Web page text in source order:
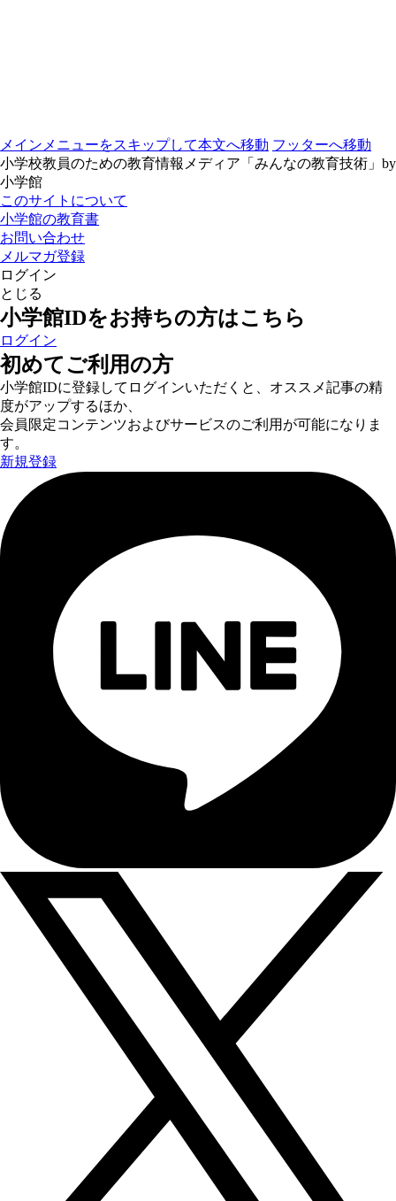
メインメニューをスキップして本文へ移動 フッターへ移動
小学校教員のための教育情報メディア「みんなの教育技術」by
小学館
このサイトについて
小学館の教育書
お問い合わせ
メルマガ登録
ログイン
とじる
小学館IDをお持ちの方はこちら
ログイン
初めてご利用の方
小学館IDに登録してログインいただくと、オススメ記事の精
度がアップするほか、
会員限定コンテンツおよびサービスのご利用が可能になりま
す。
新規登録